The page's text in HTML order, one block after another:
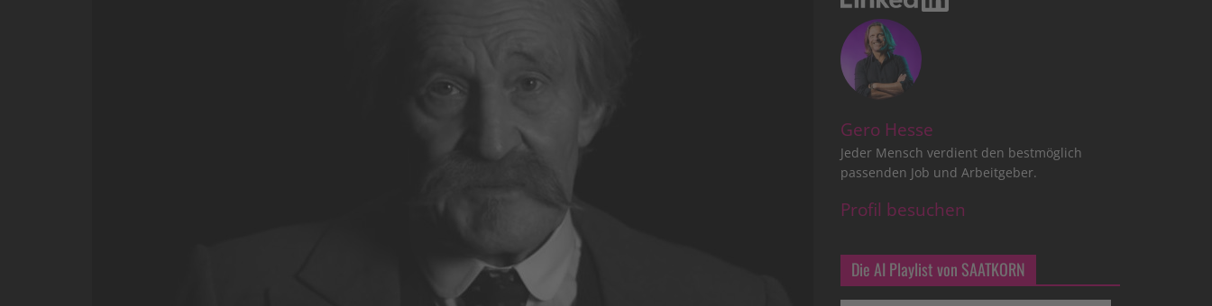
Gero Hesse
Jeder Mensch verdient den bestmöglich
passenden Job und Arbeitgeber.
Profil besuchen
Die AI Playlist von SAATKORN